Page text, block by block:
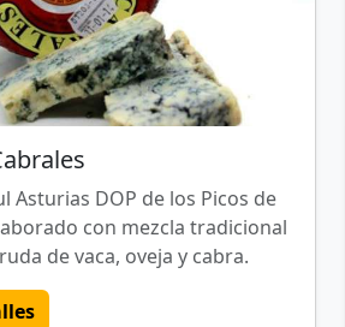
Asturias DOP de los Picos de
con mezcla tradicional
de vaca, oveja y cabra.